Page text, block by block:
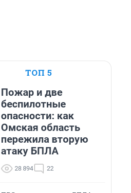
ТОП 5
Пожар и две
беспилотные
опасности: как
Омская область
пережила вторую
атаку БПЛА
28 894 22